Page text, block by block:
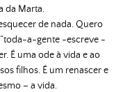
da Marta.
de nada. Quero
a-gente -escreve -
É uma ode à vida e ao
filhos. É um renascer e
– a vida.